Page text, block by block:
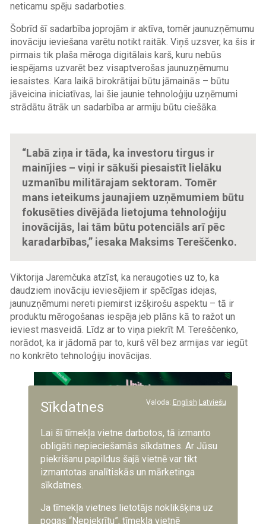
neticamu spēju sadarboties.
Šobrīd šī sadarbība joprojām ir aktīva, tomēr jaunuzņēmumu
inovāciju ieviešana varētu notikt raitāk. Viņš uzsver, ka šis ir
pirmais tik plaša mēroga digitālais karš, kuru nebūs
iespējams uzvarēt bez visaptverošas jaunuzņēmumu
iesaistes. Kara laikā birokrātijai būtu jāmainās – būtu
jāveicina iniciatīvas, lai šie jaunie tehnoloģiju uzņēmumi
strādātu ātrāk un sadarbība ar armiju būtu ciešāka.
“Labā ziņa ir tāda, ka investoru tirgus ir
mainījies – viņi ir sākuši piesaistīt lielāku
uzmanību militārajam sektoram. Tomēr
mans ieteikums jaunajiem uzņēmumiem būtu
fokusēties divējāda lietojuma tehnoloģiju
inovācijās, lai tām būtu potenciāls arī pēc
karadarbības,” iesaka Maksims Tereščenko.
Viktorija Jaremčuka atzīst, ka neraugoties uz to, ka
daudziem inovāciju ieviesējiem ir spēcīgas idejas,
jaunuzņēmumi nereti piemirst izšķirošu aspektu – tā ir
produktu mērogošanas iespēja jeb plāns kā to ražot un
ieviest masveidā. Līdz ar to viņa piekrīt M. Tereščenko,
norādot, ka ir jādomā par to, kurš vēl bez armijas var iegūt
no konkrēto tehnoloģiju inovācijas.
Image
"TechChill Riga 2024" / Foto: "Techchill" arhīvs
Sīkdatnes Valoda: English Latviešu
Lai šī tīmekļa vietne darbotos, tā izmanto
obligāti nepieciešamās sīkdatnes. Ar Jūsu
piekrišanu papildus šajā vietnē var tikt
izmantotas analītiskās un mārketinga
sīkdatnes.
Ja tīmekļa vietnes lietotājs noklikšķina uz
pogas “Nepiekrītu”, tīmekļa vietnē